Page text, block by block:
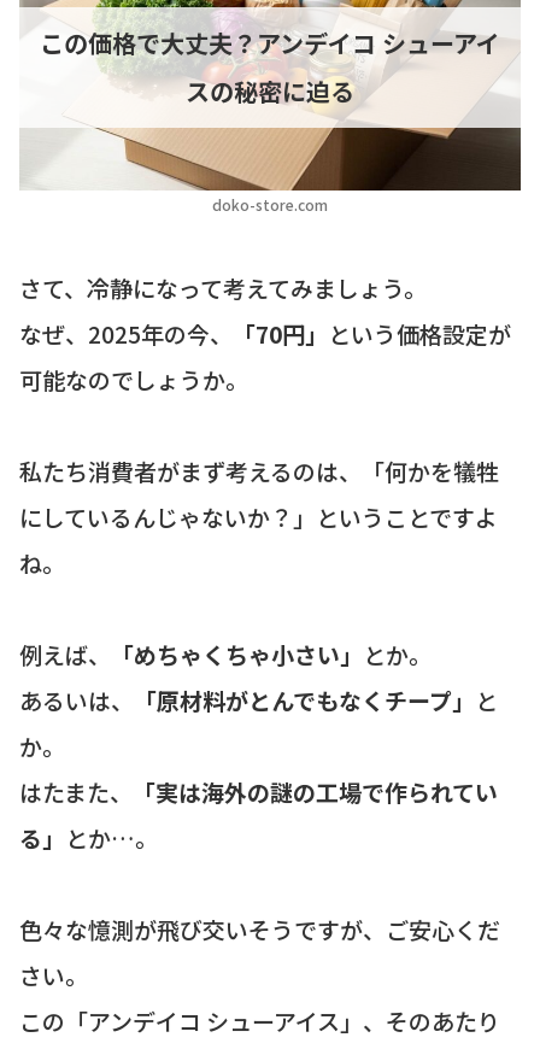
doko-store.com
この価格で大丈夫？アンデイコ シューアイ
スの秘密に迫る
さて、冷静になって考えてみましょう。
なぜ、2025年の今、
「70円」 という価格設定が
可能なのでしょうか。
私たち消費者がまず考えるのは、「何かを犠牲
にしているんじゃないか？」ということですよ
ね。
例えば、 「めちゃくちゃ小さい」 とか。
あるいは、
「原材料がとんでもなくチープ」 と
か。
はたまた、
「実は海外の謎の工場で作られてい
る」 とか…。
色々な憶測が飛び交いそうですが、ご安心くだ
さい。
この「アンデイコ シューアイス」、そのあたり